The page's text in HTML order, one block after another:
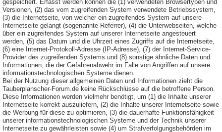
gespeichert. Erfasst werden können die (1) verwendeten Browsertypen und
Versionen, (2) das vom zugreifenden System verwendete Betriebssystem,
(3) die Internetseite, von welcher ein zugreifendes System auf unsere
Internetseite gelangt (sogenannte Referrer), (4) die Unterwebseiten, welche
über ein zugreifendes System auf unserer Internetseite angesteuert
werden, (5) das Datum und die Uhrzeit eines Zugriffs auf die Internetseite,
(6) eine Internet-Protokoll-Adresse (IP-Adresse), (7) der Internet-Service-
Provider des zugreifenden Systems und (8) sonstige ähnliche Daten und
Informationen, die der Gefahrenabwehr im Falle von Angriffen auf unsere
informationstechnologischen Systeme dienen.
Bei der Nutzung dieser allgemeinen Daten und Informationen zieht die
Tauberplanscher-Forum.de keine Rückschlüsse auf die betroffene Person.
Diese Informationen werden vielmehr benötigt, um (1) die Inhalte unserer
Internetseite korrekt auszuliefern, (2) die Inhalte unserer Internetseite sowie
die Werbung für diese zu optimieren, (3) die dauerhafte Funktionsfähigkeit
unserer informationstechnologischen Systeme und der Technik unserer
Internetseite zu gewährleisten sowie (4) um Strafverfolgungsbehörden im